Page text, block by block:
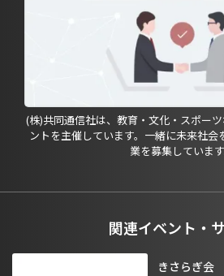
(株)共同通信社は、教育・文化・スポー
ントを主催しています。一緒に未来社
業を募集しています
関連イベント・
きさらぎ会